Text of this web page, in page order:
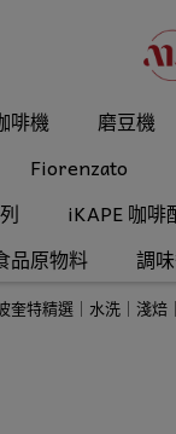
啡機 磨豆機
Fiorenzato
iKAPE 咖啡
品原物料 調
奎特精選｜水洗｜淺焙